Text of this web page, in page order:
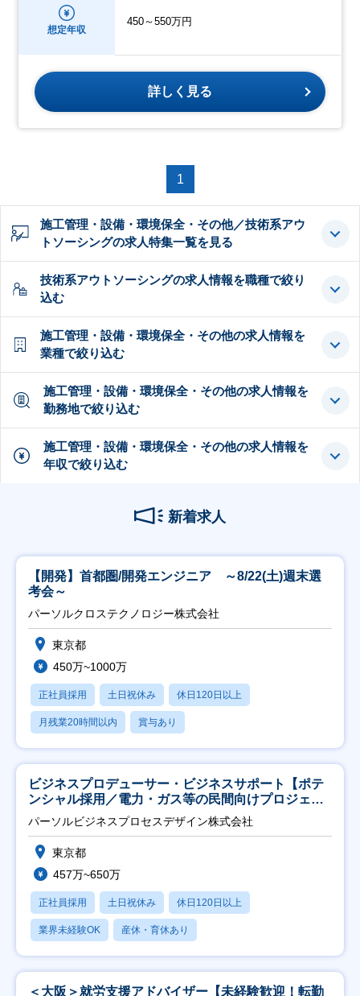
想定年収
450～550万円
詳しく見る
1
施工管理・設備・環境保全・その他／技術系アウ
トソーシングの求人特集一覧を見る
技術系アウトソーシングの求人情報を職種で絞り
込む
施工管理・設備・環境保全・その他の求人情報を
業種で絞り込む
施工管理・設備・環境保全・その他の求人情報を
勤務地で絞り込む
施工管理・設備・環境保全・その他の求人情報を
年収で絞り込む
新着求人
【開発】首都圏/開発エンジニア ～8/22(土)週末選
考会～
パーソルクロステクノロジー株式会社
東京都
450万~1000万
正社員採用 土日祝休み 休日120日以上
月残業20時間以内 賞与あり
ビジネスプロデューサー・ビジネスサポート【ポテ
ンシャル採用／電力・ガス等の民間向けプロジェク
ト推進】
パーソルビジネスプロセスデザイン株式会社
東京都
457万~650万
正社員採用 土日祝休み 休日120日以上
業界未経験OK 産休・育休あり
＜大阪＞就労支援アドバイザー【未経験歓迎！転勤